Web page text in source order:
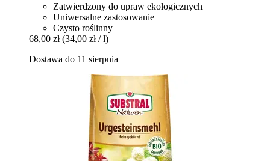
Zatwierdzony do upraw ekologicznych
Uniwersalne zastosowanie
Czysto roślinny
68,00 zł (34,00 zł / l)
Dostawa do 11 sierpnia